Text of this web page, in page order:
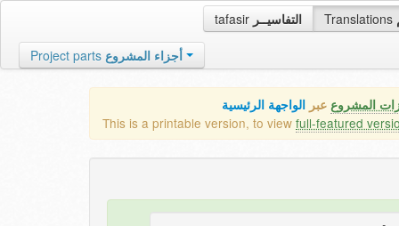
tafasir التفاسيــر Translations
Project parts أجزاء المشروع
المشروع عبر الواجهة الرئيسية
This is a printable version, to view full-featured